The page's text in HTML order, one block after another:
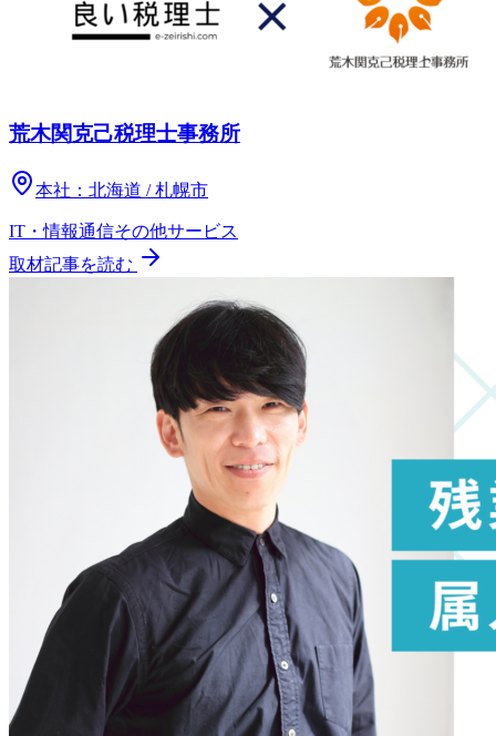
荒木関克己税理士事務所
本社： 北海道 / 札幌市
IT・情報通信その他サービス
取材記事を読む